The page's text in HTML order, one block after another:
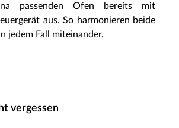
passenden Ofen bereits mit
aus. So harmonieren beide
jedem Fall miteinander.
vergessen